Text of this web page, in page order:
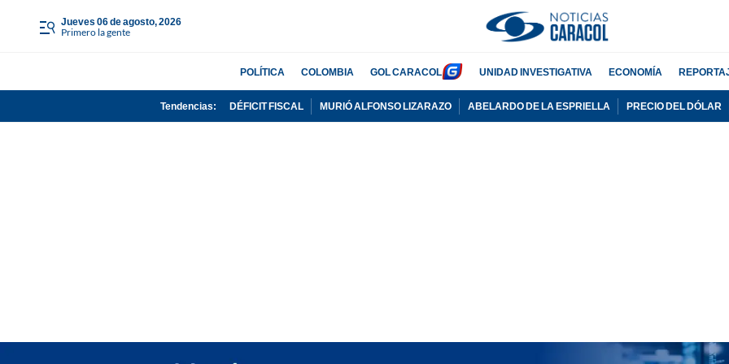
jueves 06 de agosto, 2026
Primero la gente
POLÍTICA COLOMBIA GOL CARACOL UNIDAD INVESTIGATIVA ECONOMÍA
Tendencias: DÉFICIT FISCAL MURIÓ ALFONSO LIZARAZO ABELARDO DE LA ESPRIELLA PRECIO DEL DÓLAR